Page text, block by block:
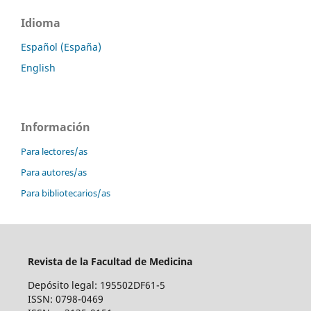
Idioma
Español (España)
English
Información
Para lectores/as
Para autores/as
Para bibliotecarios/as
Revista de la Facultad de Medicina
Depósito legal: 195502DF61-5
ISSN: 0798-0469